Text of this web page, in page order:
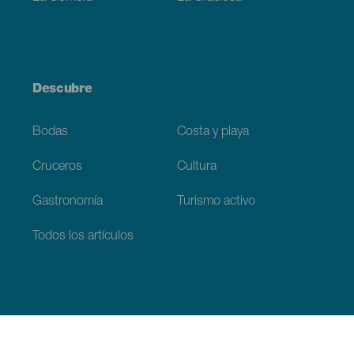
Descubre
Bodas Costa y playa
Cruceros Cultura
Gastronomía Turismo activo
Todos los artículos